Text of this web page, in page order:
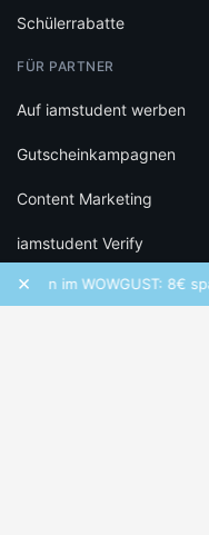
×im WOWGUST: 8€
Schülerrabatte
FÜR PARTNER
Auf iamstudent werben
Gutscheinkampagnen
Content Marketing
iamstudent Verify